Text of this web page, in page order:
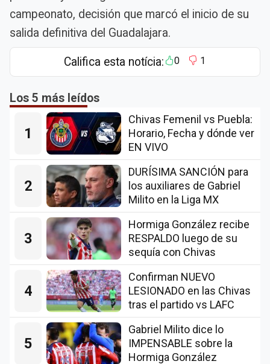
campeonato, decisión que marcó el inicio de su
salida definitiva del Guadalajara.
Califica esta notícia: 0 1
Los 5 más leídos
1
Chivas Femenil vs Puebla:
Horario, Fecha y dónde ver
EN VIVO
2
DURÍSIMA SANCIÓN para
los auxiliares de Gabriel
Milito en la Liga MX
3
Hormiga González recibe
RESPALDO luego de su
sequía con Chivas
4
Confirman NUEVO
LESIONADO en las Chivas
tras el partido vs LAFC
5
Gabriel Milito dice lo
IMPENSABLE sobre la
Hormiga González